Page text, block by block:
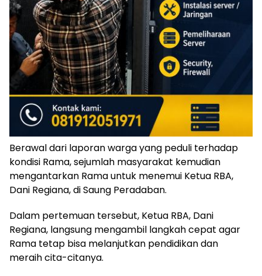
Berawal dari laporan warga yang peduli terhadap
kondisi Rama, sejumlah masyarakat kemudian
mengantarkan Rama untuk menemui Ketua RBA,
Dani Regiana, di Saung Peradaban.
Dalam pertemuan tersebut, Ketua RBA, Dani
Regiana, langsung mengambil langkah cepat agar
Rama tetap bisa melanjutkan pendidikan dan
meraih cita-citanya.